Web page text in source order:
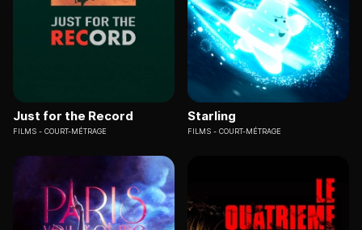
Just for the Record
FILMS COURT-MÉTRAGE
Starling
FILMS COURT-MÉTRAGE